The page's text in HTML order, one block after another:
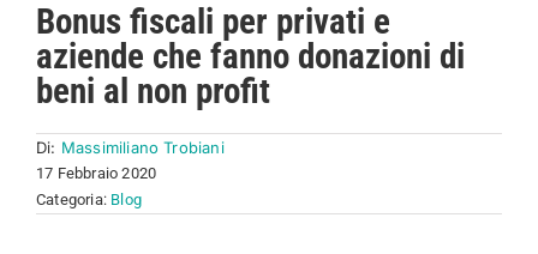
Bonus fiscali per privati e
aziende che fanno donazioni di
beni al non profit
Di: Massimiliano Trobiani
17 Febbraio 2020
Categoria: Blog